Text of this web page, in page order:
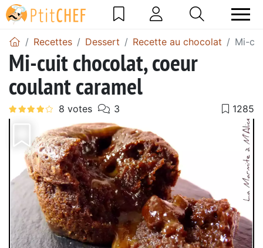
Recettes Dessert Recette au chocolat Mi-
Mi-cuit chocolat, coeur
coulant caramel